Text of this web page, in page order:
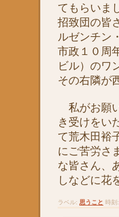
てもらいま
招致団の皆
ルゼンチン
市政１０周
ビル）のワ
その右隣が
私がお願
き受けをい
て荒木田裕
にご苦労さ
な皆さん、
しなどに花
ラベル: 思うこと 時刻: